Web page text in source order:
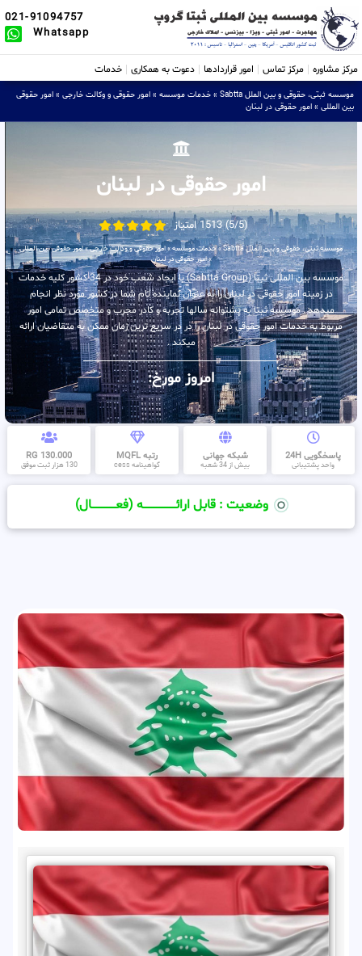
021-91094757
Whatsapp
مرکز مشاوره مرکز تماس امور قراردادها دعوت به همکاری خدمات
موسسه ثبتی، حقوقی و بین الملل Sabtta » خدمات موسسه » امور حقوقی و وکالت خارجی » امور حقوقی
بین المللی » امور حقوقی در لبنان
امور حقوقی در لبنان
(5/5) 1513 امتیاز
موسسه ثبتی، حقوقی و بین الملل Sabtta »خدمات موسسه»امور حقوقی و وکالت خارجی»امور حقوقی بین المللی
»امور حقوقی در لبنان
موسسه بین المللی ثبتا (Sabtta Group) با ایجاد شعب خود در 34 کشور کلیه خدمات
در زمینه امور حقوقی در لبنان را به عنوان نماینده تام شما در کشور مورد نظر انجام
میدهد . موسسه ثبتا به پشتوانه سالها تجربه و کادر مجرب و متخصص تمامی امور
مربوط به خدمات امور حقوقی در لبنان را در در سریع ترین زمان ممکن به متقاضیان ارائه
میکند .
امروز مورخ:
پاسخگویی 24H
واحد پشتیبانی
شبکه جهانی
بیش از 34 شعبه
رتبه MQFL
گواهینامه cess
130.000 RG
130 هزار ثبت موفق
وضعیت : قابل ارائــــــــــــــــــــه (فعـــــــــــــــال)